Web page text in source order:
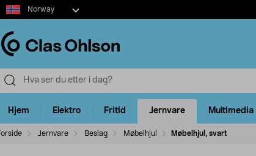
Select
Norway
Hjem Elektro Fritid Jernvare Multimedia
Jernvare Beslag Møbelhjul Møbelhjul, svart